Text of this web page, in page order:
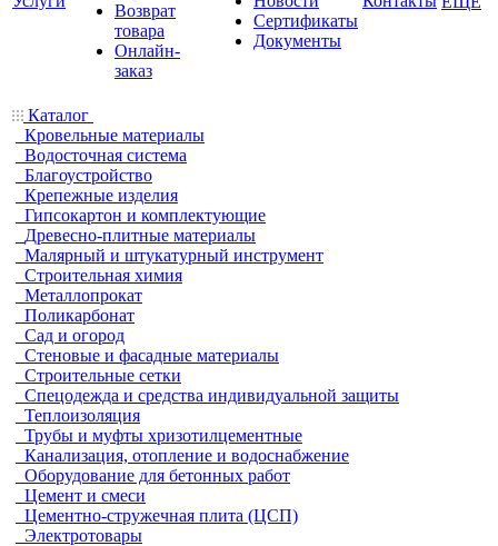
Возврат
товара
Онлайн-
заказ
Сертификаты
Документы
Каталог
Кровельные материалы
Водосточная система
Благоустройство
Крепежные изделия
Гипсокартон и комплектующие
Древесно-плитные материалы
Малярный и штукатурный инструмент
Строительная химия
Металлопрокат
Поликарбонат
Сад и огород
Стеновые и фасадные материалы
Строительные сетки
Спецодежда и средства индивидуальной защиты
Теплоизоляция
Трубы и муфты хризотилцементные
Канализация, отопление и водоснабжение
Оборудование для бетонных работ
Цемент и смеси
Цементно-стружечная плита (ЦСП)
Электротовары